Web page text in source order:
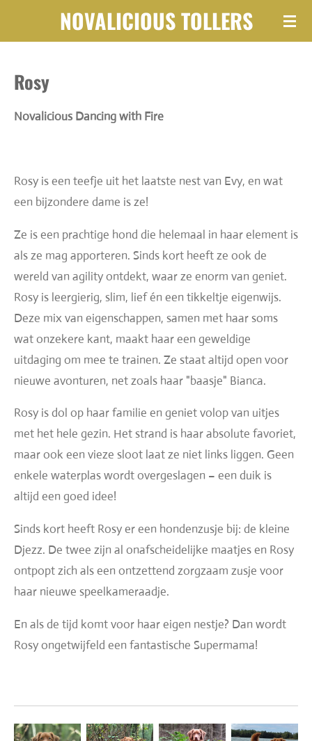
de
NOVALICIOUSTOLLERS
Rosy
Novalicious Dancing with Fire
Rosy is een teefje uit het laatste nest van Evy, en wat
een bijzondere dame is ze!
Ze is een prachtige hond die helemaal in haar element is
als ze mag apporteren. Sinds kort heeft ze ook de
wereld van agility ontdekt, waar ze enorm van geniet.
Rosy is leergierig, slim, lief én een tikkeltje eigenwijs.
Deze mix van eigenschappen, samen met haar soms
wat onzekere kant, maakt haar een geweldige
uitdaging om mee te trainen. Ze staat altijd open voor
nieuwe avonturen, net zoals haar "baasje" Bianca.
Rosy is dol op haar familie en geniet volop van uitjes
met het hele gezin. Het strand is haar absolute favoriet,
maar ook een vieze sloot laat ze niet links liggen. Geen
enkele waterplas wordt overgeslagen – een duik is
altijd een goed idee!
Sinds kort heeft Rosy er een hondenzusje bij: de kleine
Djezz. De twee zijn al onafscheidelijke maatjes en Rosy
ontpopt zich als een ontzettend zorgzaam zusje voor
haar nieuwe speelkameraadje.
En als de tijd komt voor haar eigen nestje? Dan wordt
Rosy ongetwijfeld een fantastische Supermama!